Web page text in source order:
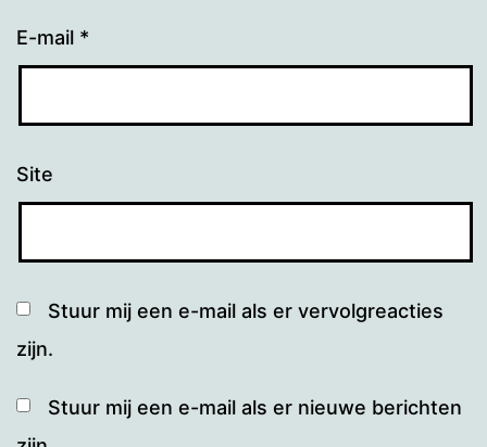
E-mail *
Site
Stuur mij een e-mail als er vervolgreacties
zijn.
Stuur mij een e-mail als er nieuwe berichten